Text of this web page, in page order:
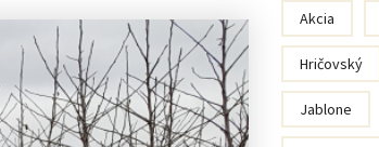
Akcia
Hričovský
Jablone